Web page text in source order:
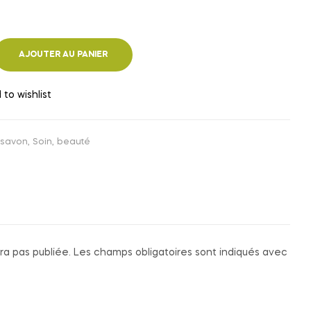
AJOUTER AU PANIER
to wishlist
, Soin, beauté
pas publiée. Les champs obligatoires sont indiqués avec